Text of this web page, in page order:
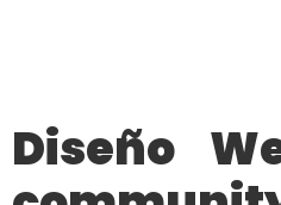
Diseño